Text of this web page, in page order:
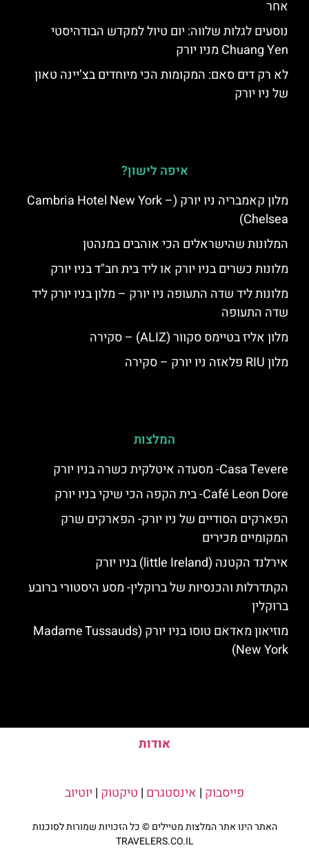
אחר
נוסעים לגלות שלווה: יום טיול למקדש הבודהיסטי
Chuang Yen מניו יורק
לא רק דים סאם: המקומות הכי מיוחדים בצ’יינה טאון
של ניו יורק
איפה לישון?
מלון קאמבריה ניו יורק (Cambria Hotel New York –
Chelsea)
המלונות שהישראלים הכי אוהבים במנהטן
מלונות כשרים בניו יורק או ליד בית חב"ד בניו יורק
מלונות ליד שדה התעופה ניו יורק – מלון בניו יורק ליד
שדה התעופה
מלון אליז בטיימס סקוור (ALIZ) – סקירה
מלון RIU פלאזה ניו יורק – סקירה
המלצות
Casa Tevere- מסעדה איטלקית כשרה בניו יורק
Café Leon Dore- בית הקפה הכי שיקי בניו יורק
הפארקים הסודיים של ניו יורק- הפארקים שרק
המקומיים מכירים
אירלנד הקטנה (little Ireland) בניו יורק
הקתדרלות והכנסיות של ברוקלין- מסע היסטורי ברובע
ברוקלין
מוזיאון מאדאם טוסו בניו יורק (Madame Tussauds
New York)
אודות
פייסבוק | אינסטגרם | טיקטוק | יוטיוב
האתר הינו אתר המלצות מטיילים © כל הזכויות שמורות לסוכנות
TRAVELERS.CO.IL